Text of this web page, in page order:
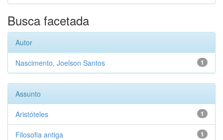
Busca facetada
Autor
1
Nascimento, Joelson Santos
Assunto
1
Aristóteles
1
Filosofia antiga